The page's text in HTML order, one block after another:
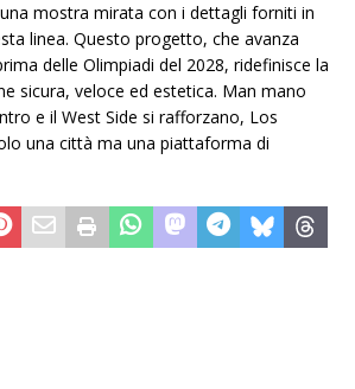
mostra mirata con i dettagli forniti in
linea. Questo progetto, che avanza
delle Olimpiadi del 2028, ridefinisce la
sicura, veloce ed estetica. Man mano
e il West Side si rafforzano, Los
una città ma una piattaforma di